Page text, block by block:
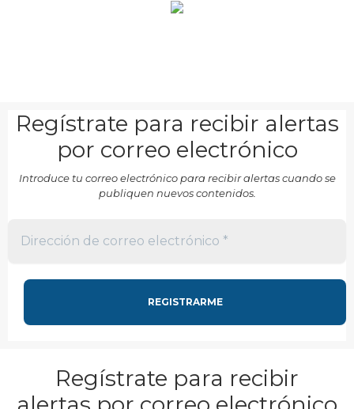
Regístrate para recibir alertas
por correo electrónico
Introduce tu correo electrónico para recibir alertas cuando se
publiquen nuevos contenidos.
Regístrate para recibir